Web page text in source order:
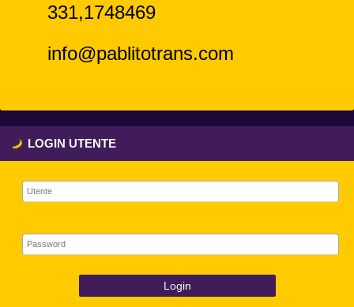
331,1748469
info@pablitotrans.com
LOGIN UTENTE
Login